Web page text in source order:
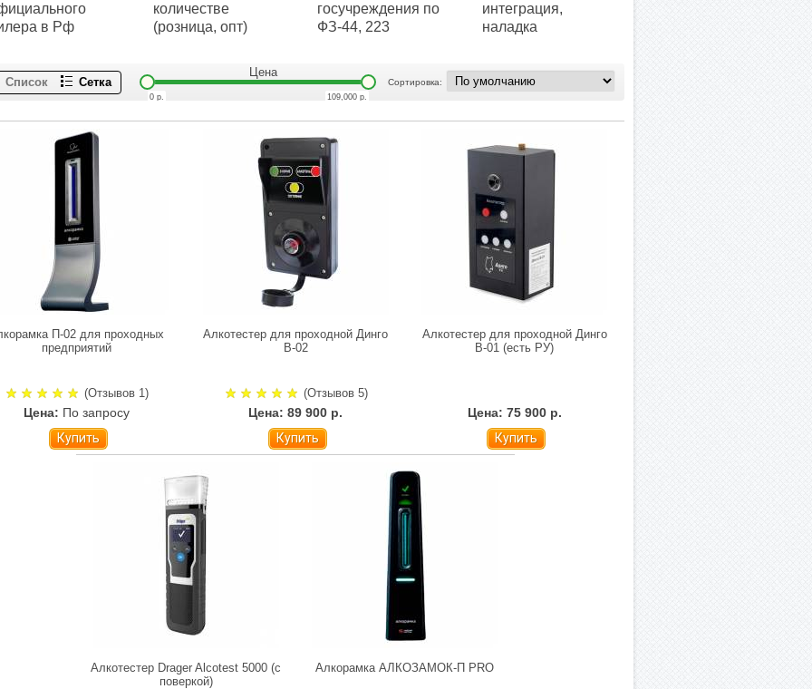
в Рф
количестве
(розница, опт)
госучреждения по
ФЗ-44, 223
интеграция,
наладка
Список Сетка Сортировка:
Цена
0 р. 109,000 р.
П-02 для проходных
предприятий
(Отзывов 1)
Цена: По запросу
Купить
Алкотестер для проходной Динго
В-02
(Отзывов 5)
Цена: 89 900 р.
Купить
Алкотестер для проходной Динго
В-01 (есть РУ)
Цена: 75 900 р.
Купить
Алкотестер Drager Alcotest 5000 (с
поверкой)
Алкорамка АЛКОЗАМОК-П PRO